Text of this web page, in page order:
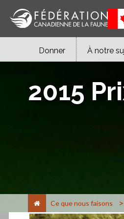
Donner À notre
2015
Ce que nous faisons >